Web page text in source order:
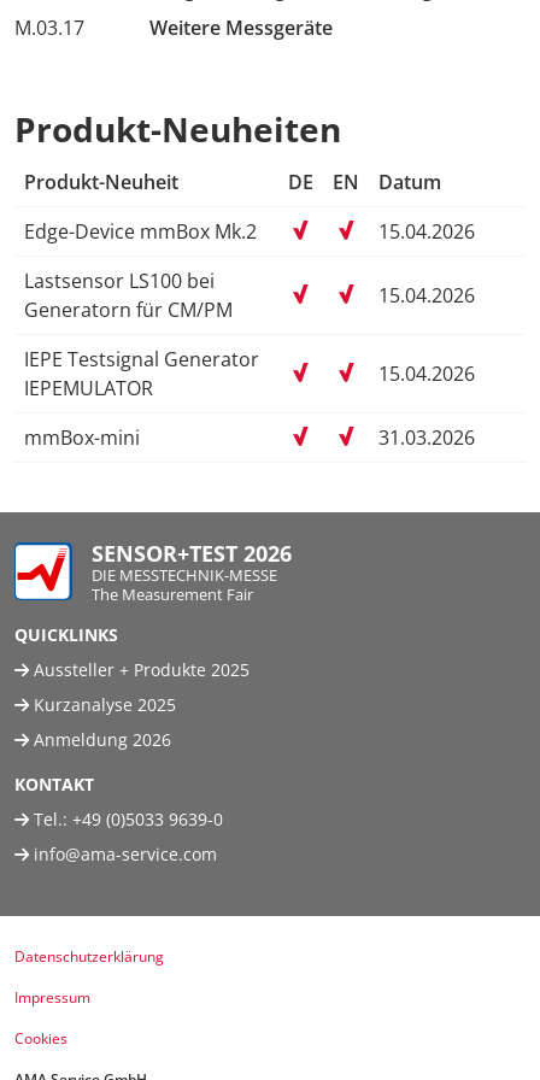
M.03.17
Weitere Messgeräte
Produkt-Neuheiten
Produkt-Neuheit DE EN
Datum
Edge-Device mmBox Mk.2
15.04.2026
Lastsensor LS100 bei
Generatorn für CM/PM
15.04.2026
IEPE Testsignal Generator
IEPEMULATOR
15.04.2026
mmBox-mini 31.03.2026
SENSOR+TEST 2026
DIE MESSTECHNIK-MESSE
The Measurement Fair
QUICKLINKS
Aussteller + Produkte 2025
Kurzanalyse 2025
Anmeldung 2026
KONTAKT
Tel.: +49 (0)5033 9639-0
info@ama-service.com
Datenschutzerklärung
Impressum
Cookies